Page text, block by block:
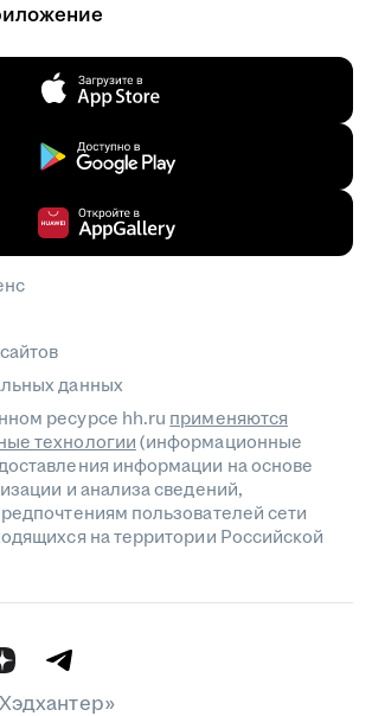
данных
ресурсе hh.ru применяются
технологии(информационные
информации на основе
и анализа сведений,
пользователей сети
на территории Российской